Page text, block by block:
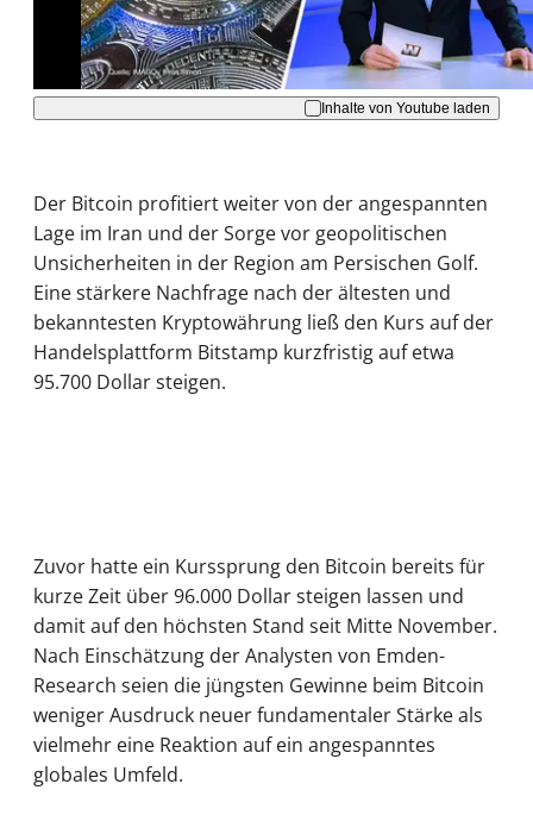
Akzeptieren
Inhalte von Youtube laden
Der Bitcoin profitiert weiter von der angespannten
Lage im Iran und der Sorge vor geopolitischen
Unsicherheiten in der Region am Persischen Golf.
Eine stärkere Nachfrage nach der ältesten und
bekanntesten Kryptowährung ließ den Kurs auf der
Handelsplattform Bitstamp kurzfristig auf etwa
95.700 Dollar steigen.
Zuvor hatte ein Kurssprung den Bitcoin bereits für
kurze Zeit über 96.000 Dollar steigen lassen und
damit auf den höchsten Stand seit Mitte November.
Nach Einschätzung der Analysten von Emden-
Research seien die jüngsten Gewinne beim Bitcoin
weniger Ausdruck neuer fundamentaler Stärke als
vielmehr eine Reaktion auf ein angespanntes
globales Umfeld.